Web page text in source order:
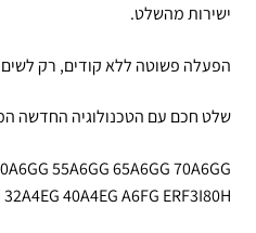
ישירות מהשלט.
הפעלה פשוטה ללא קודים, רק לשים
שלט חכם עם הטכנולוגיה החדשה
55A6GG 65A6GG 70A6GG
40A4EG A6FG ERF3I80H